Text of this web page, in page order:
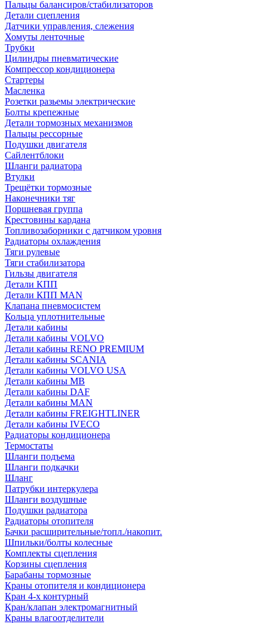
Пальцы балансиров/стабилизаторов
Детали сцепления
Датчики управления, слежения
Хомуты ленточные
Трубки
Цилиндры пневматические
Компрессор кондиционера
Стартеры
Масленка
Розетки разьемы электрические
Болты крепежные
Детали тормозных механизмов
Пальцы рессорные
Подушки двигателя
Сайлентблоки
Шланги радиатора
Втулки
Трещётки тормозные
Наконечники тяг
Поршневая группа
Крестовины кардана
Топливозаборники с датчиком уровня
Радиаторы охлаждения
Тяги рулевые
Тяги стабилизатора
Гильзы двигателя
Детали КПП
Детали КПП MAN
Клапана пневмосистем
Кольца уплотнительные
Детали кабины
Детали кабины VOLVO
Детали кабины RENO PREMIUM
Детали кабины SCANIA
Детали кабины VOLVO USA
Детали кабины MB
Детали кабины DAF
Детали кабины MAN
Детали кабины FREIGHTLINER
Детали кабины IVECO
Радиаторы кондиционера
Термостаты
Шланги подъема
Шланги подкачки
Шланг
Патрубки интеркулера
Шланги воздушные
Подушки радиатора
Радиаторы отопителя
Бачки расширительные/топл./накопит.
Шпильки/болты колесные
Комплекты сцепления
Корзины сцепления
Барабаны тормозные
Краны отопителя и кондиционера
Кран 4-х контурный
Кран/клапан электромагнитный
Краны влагоотделители